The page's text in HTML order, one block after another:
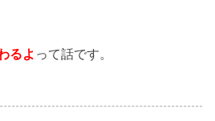
るよ って話です。